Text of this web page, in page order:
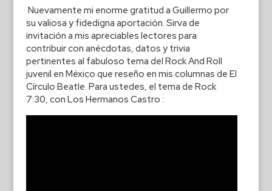
Nuevamente mi enorme gratitud a Guillermo por
su valiosa y fidedigna aportación. Sirva de
invitación a mis apreciables lectores para
contribuir con anécdotas, datos y trivia
pertinentes al fabuloso tema del Rock And Roll
juvenil en México que reseño en mis columnas de El
Círculo Beatle. Para ustedes, el tema de Rock
7:30, con Los Hermanos Castro :